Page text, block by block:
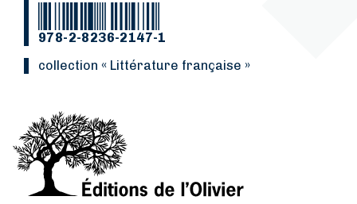
978-2-8236-2147-1
collection « Littérature française »